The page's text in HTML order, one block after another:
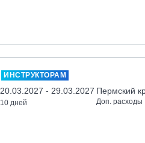
ИНСТРУКТОРАМ
20.03.2027 - 29.03.2027
10 дней
Пермский
Доп. расходы